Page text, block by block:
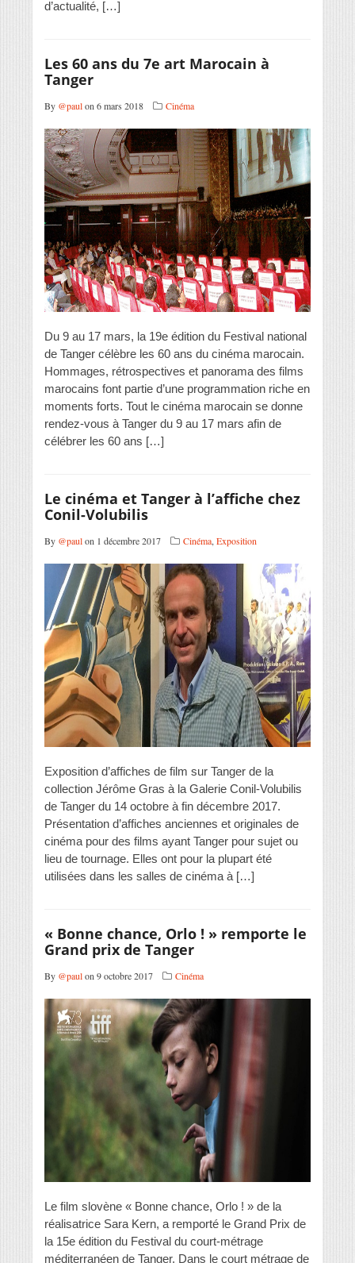
d’actualité, […]
Les 60 ans du 7e art Marocain à
Tanger
By @paulon 6 mars 2018 Cinéma
Du 9 au 17 mars, la 19e édition du Festival national
de Tanger célèbre les 60 ans du cinéma marocain.
Hommages, rétrospectives et panorama des films
marocains font partie d’une programmation riche en
moments forts. Tout le cinéma marocain se donne
rendez-vous à Tanger du 9 au 17 mars afin de
célébrer les 60 ans […]
Le cinéma et Tanger à l’affiche chez
Conil-Volubilis
By @paulon 1 décembre 2017 Cinéma, Exposition
Exposition d’affiches de film sur Tanger de la
collection Jérôme Gras à la Galerie Conil-Volubilis
de Tanger du 14 octobre à fin décembre 2017.
Présentation d’affiches anciennes et originales de
cinéma pour des films ayant Tanger pour sujet ou
lieu de tournage. Elles ont pour la plupart été
utilisées dans les salles de cinéma à […]
« Bonne chance, Orlo ! » remporte le
Grand prix de Tanger
By @paulon 9 octobre 2017 Cinéma
Le film slovène « Bonne chance, Orlo ! » de la
réalisatrice Sara Kern, a remporté le Grand Prix de
la 15e édition du Festival du court-métrage
méditerranéen de Tanger. Dans le court métrage de